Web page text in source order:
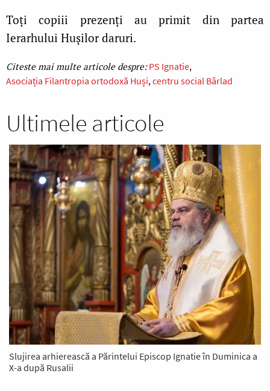
Toți copiii prezenți au primit din partea
Ierarhului Hușilor daruri.
PS Ignatie
Asociația Filantropia ortodoxă Huși centru social Bârlad
Ultimele articole
Slujirea arhierească a Părintelui Episcop Ignatie în Duminica a
X-a după Rusalii